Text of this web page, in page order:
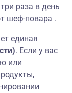
раза в день
шеф-повара .
единая
. Если у вас
или